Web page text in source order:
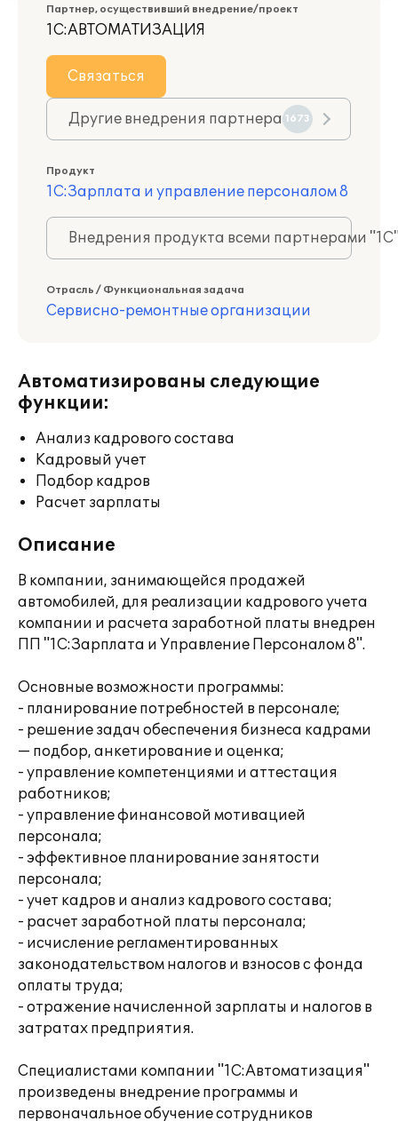
Партнер, осуществивший внедрение/проект
1С:АВТОМАТИЗАЦИЯ
Связаться
Другие внедрения партнера 1673
Продукт
1С:Зарплата и управление персоналом 8
Внедрения продукта всеми партнерами
Отрасль / Функциональная задача
Сервисно-ремонтные организации
Автоматизированы следующие
функции:
Анализ кадрового состава
Кадровый учет
Подбор кадров
Расчет зарплаты
Описание
В компании, занимающейся продажей
автомобилей, для реализации кадрового учета
компании и расчета заработной платы внедрен
ПП "1С:Зарплата и Управление Персоналом 8".
Основные возможности программы:
- планирование потребностей в персонале;
- решение задач обеспечения бизнеса кадрами
— подбор, анкетирование и оценка;
- управление компетенциями и аттестация
работников;
- управление финансовой мотивацией
персонала;
- эффективное планирование занятости
персонала;
- учет кадров и анализ кадрового состава;
- расчет заработной платы персонала;
- исчисление регламентированных
законодательством налогов и взносов с фонда
оплаты труда;
- отражение начисленной зарплаты и налогов в
затратах предприятия.
Специалистами компании "1С:Автоматизация"
произведены внедрение программы и
первоначальное обучение сотрудников